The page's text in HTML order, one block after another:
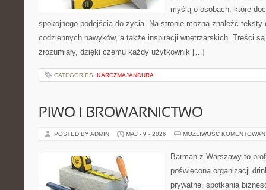
myślą o osobach, które
spokojnego podejścia do życia. Na stronie można znaleźć
codziennych nawyków, a także inspiracji wnętrzarskich. Treści
zrozumiały, dzięki czemu każdy użytkownik […]
CATEGORIES: KARCZMAJANDURA
PIWO I BROWARNICTWO
POSTED BY ADMIN MAJ - 9 - 2026 MOŻLIWOŚĆ
Barman z Warszawy to
poświęcona organizacji
prywatne, spotkania